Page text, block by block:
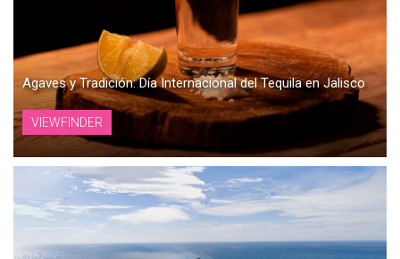
Agaves y Tradición: Día Internacional del Tequila en Jalisco
VIEWFINDER